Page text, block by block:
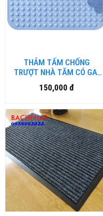
THẢM TẤM CHỐNG
TRƯỢT NHÀ TĂM CÓ GAI
MATXA - HL-HN.DN01
150,000 đ